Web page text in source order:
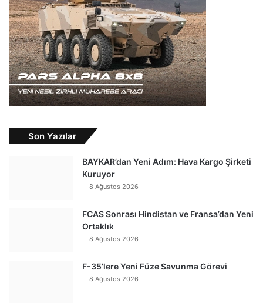
Son Yazılar
BAYKAR’dan Yeni Adım: Hava Kargo Şirketi
Kuruyor
8 Ağustos 2026
FCAS Sonrası Hindistan ve Fransa’dan Yeni
Ortaklık
8 Ağustos 2026
F-35’lere Yeni Füze Savunma Görevi
8 Ağustos 2026